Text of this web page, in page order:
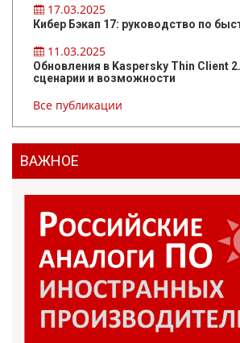
17.03.2025
Кибер Бэкап 17: руководство по
11.03.2025
Обновления в Kaspersky Thin Client
сценарии и возможности
Все публикации
ВАЖНОЕ